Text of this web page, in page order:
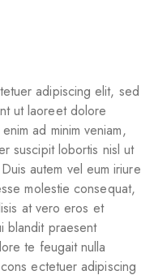
adipiscing elit, sed
ut laoreet dolore
ad minim veniam,
suscipit lobortis nisl ut
autem vel eum iriure
molestie consequat,
at vero eros et
blandit praesent
te feugait nulla
ectetuer adipiscing